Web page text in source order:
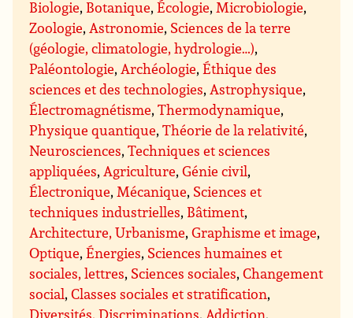
Biologie, Botanique,Écologie, Microbiologie,
Zoologie, Astronomie, Sciences de la terre
(géologie, climatologie, hydrologie…),
Paléontologie, Archéologie,Éthique des
sciences et des technologies, Astrophysique,
Électromagnétisme,Thermodynamique,
Physique quantique,Théorie de la relativité,
Neurosciences,Techniques et sciences
appliquées, Agriculture,Génie civil,
Électronique, Mécanique, Sciences et
techniques industrielles, Bâtiment,
Architecture, Urbanisme,Graphisme et image,
Optique,Énergies, Sciences humaines et
sociales, lettres, Sciences sociales,Changement
social,Classes sociales et stratification,
Diversités, Discriminations, Addiction,